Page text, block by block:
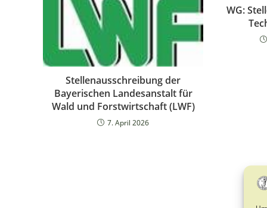
Stellenausschreibung der
Bayerischen Landesanstalt für
Wald und Forstwirtschaft (LWF)
7. April 2026
WG: